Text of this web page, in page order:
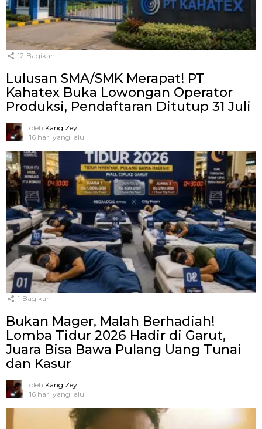
12 Bagikan
Lulusan SMA/SMK Merapat! PT
Kahatex Buka Lowongan Operator
Produksi, Pendaftaran Ditutup 31 Juli
oleh Kang Zey
16 hari yang lalu
1 Bagikan
Bukan Mager, Malah Berhadiah!
Lomba Tidur 2026 Hadir di Garut,
Juara Bisa Bawa Pulang Uang Tunai
dan Kasur
oleh Kang Zey
16 hari yang lalu